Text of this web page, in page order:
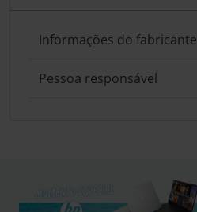
Informações do fabricante
Pessoa responsável